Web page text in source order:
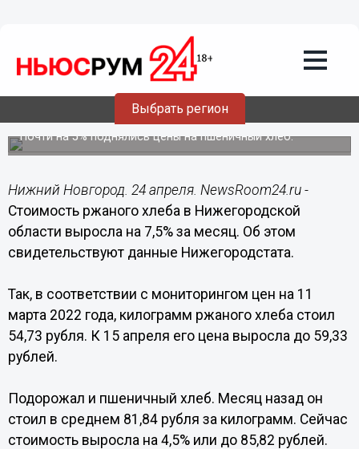
Выбрать регион
24.04.202212:57
Ржаной хлеб в Нижегородской области
подорожал на 7,5% за месяц
Почти на 5% поднялись цены на пшеничный хлеб.
Нижний Новгород. 24 апреля. NewsRoom24.ru -
Стоимость ржаного хлеба в Нижегородской
области выросла на 7,5% за месяц. Об этом
свидетельствуют данные Нижегородстата.
Так, в соответствии с мониторингом цен на 11
марта 2022 года, килограмм ржаного хлеба стоил
54,73 рубля. К 15 апреля его цена выросла до 59,33
рублей.
Подорожал и пшеничный хлеб. Месяц назад он
стоил в среднем 81,84 рубля за килограмм. Сейчас
стоимость выросла на 4,5% или до 85,82 рублей.